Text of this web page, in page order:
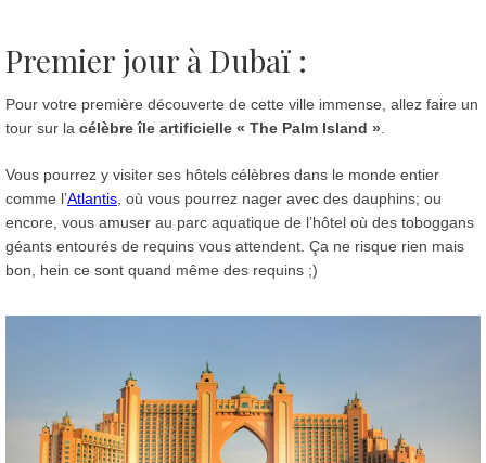
Premier jour à Dubaï :
Pour votre première découverte de cette ville immense, allez faire un
tour sur la célèbre île artificielle « The Palm Island ».
Vous pourrez y visiter ses hôtels célèbres dans le monde entier
comme l’Atlantis, où vous pourrez nager avec des dauphins; ou
encore, vous amuser au parc aquatique de l’hôtel où des toboggans
géants entourés de requins vous attendent. Ça ne risque rien mais
bon, hein ce sont quand même des requins ;)